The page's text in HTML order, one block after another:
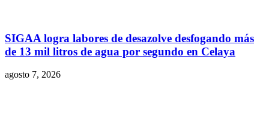
SIGAA logra labores de desazolve desfogando más
de 13 mil litros de agua por segundo en Celaya
agosto 7, 2026